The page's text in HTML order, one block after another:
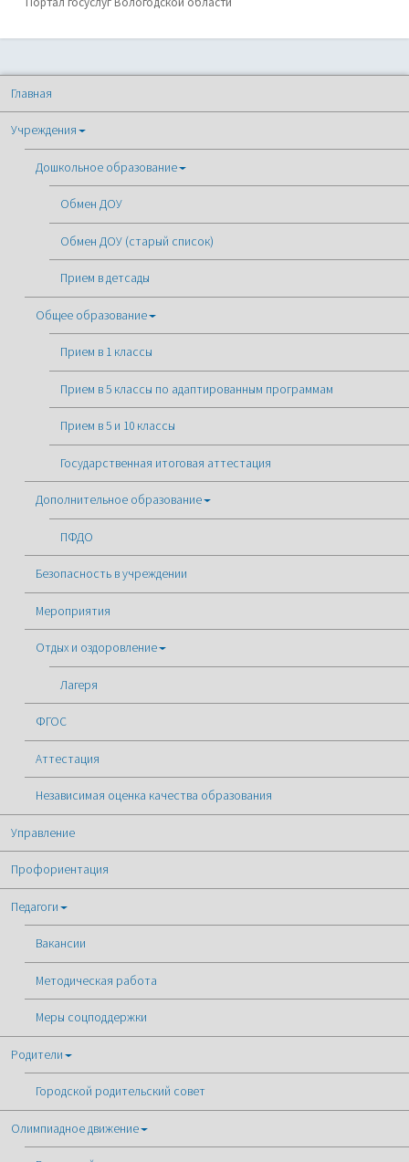
Главная
Учреждения
Дошкольное образование
Обмен ДОУ
Обмен ДОУ (старый список)
Прием в детсады
Общее образование
Прием в 1 классы
Прием в 5 классы по адаптированным программам
Прием в 5 и 10 классы
Государственная итоговая аттестация
Дополнительное образование
ПФДО
Безопасность в учреждении
Мероприятия
Отдых и оздоровление
Лагеря
ФГОС
Аттестация
Независимая оценка качества образования
Управление
Профориентация
Педагоги
Вакансии
Методическая работа
Меры соцподдержки
Родители
Городской родительский совет
Олимпиадное движение